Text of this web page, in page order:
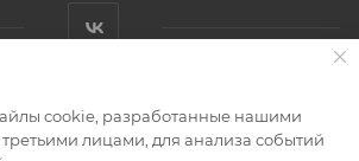
cookie, разработанные нашими
лицами, для анализа событий